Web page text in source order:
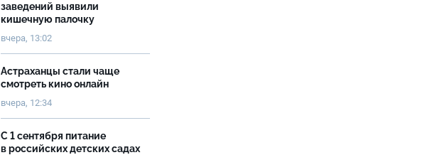
заведений выявили
кишечную палочку
вчера, 13:02
Астраханцы стали чаще
смотреть кино онлайн
вчера, 12:34
С 1 сентября питание
в российских детских садах